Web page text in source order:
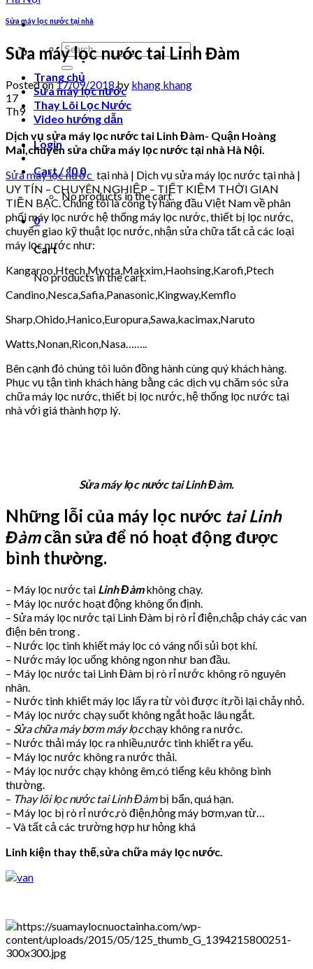
Search
for:
Trang chủ
Sửa máy lọc nước
Thay Lõi Lọc Nước
Video hướng dẫn
Login
Cart /₫00
No products in the cart.
0
Cart
No products in the cart.
Sửa máy lọc nước tại nhà
Sửa máy lọc nước tai Linh Đàm
Posted on17/09/2018by khang khang
17
Th9
Dịch vụ sửa máy lọc nước tai Linh Đàm- Quận Hoàng
Mai,chuyên sửa chữa máy lọc nước tại nhà Hà Nội.
Sửa máy lọc nước tại nhà | Dịch vụ sửa máy lọc nước tại nhà |
UY TÍN – CHUYÊN NGHIỆP – TIẾT KIỆM THỜI GIAN
TIỀN BẠC. Chúng tôi là công ty hàng đầu Việt Nam về phân
phối máy lọc nước hệ thống máy lọc nước, thiết bị lọc nước,
chuyển giao kỹ thuật lọc nước, nhận sửa chữa tất cả các loại
máy lọc nước như:
Kangaroo,Htech,Myota,Makxim,Haohsing,Karofi,Ptech
Candino,Nesca,Safia,Panasonic,Kingway,Kemflo
Sharp,Ohido,Hanico,Europura,Sawa,kacimax,Naruto
Watts,Nonan,Ricon,Nasa……..
Bên cạnh đó chúng tôi luôn đồng hành cùng quý khách hàng.
Phục vụ tận tình khách hàng bằng các dịch vụ chăm sóc sửa
chữa máy lọc nước, thiết bị lọc nước, hệ thống lọc nước tại
nhà với giá thành hợp lý.
Sửa máy lọc nước tai Linh Đàm.
Những lỗi của máy lọc nước tai Linh
Đàmcần sửa để nó hoạt động được
bình thường.
– Máy lọc nước tai Linh Đàmkhông chạy.
– Máy lọc nước hoạt động không ổn định.
– Sửa máy lọc nước tại Linh Đàm bị rò rỉ điện,chập cháy các van
điện bên trong .
– Nước lọc tinh khiết máy lọc có váng nổi sủi bọt khí.
– Nước máy lọc uống không ngon như ban đầu.
– Máy lọc nước tai Linh Đàm bị rò rỉ nước không rõ nguyên
nhân.
– Nước tinh khiết máy lọc lấy ra từ vòi được ít,rồi lại chảy nhỏ.
– Máy lọc nước chạy suốt không ngắt hoặc lâu ngắt.
– Sửa chữa máy bơm máy lọcchạy không ra nước.
– Nước thải máy lọc ra nhiều,nước tinh khiết ra yếu.
– Máy lọc nước không ra nước thải.
– Máy lọc nước chạy không êm,có tiếng kêu không bình
thường.
– Thay lõi lọc nước tai Linh Đàmbị bẩn, quá hạn.
– Máy lọc bị rò rỉ nước,rò điện,hỏng máy bơm,van từ…
– Và tất cả các trường hợp hư hỏng khá
Linh kiện thay thế,sửa chữa máy lọc nước.